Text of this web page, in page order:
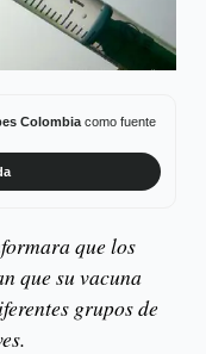
Colombiacomo fuente
que los
que su vacuna
grupos de